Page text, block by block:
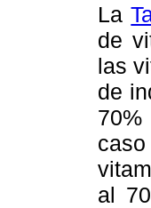
La
de
las
de
70%
al